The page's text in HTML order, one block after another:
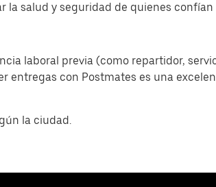
la salud y seguridad de quienes
laboral previa (como repartidor,
entregas con Postmates es una
la ciudad.